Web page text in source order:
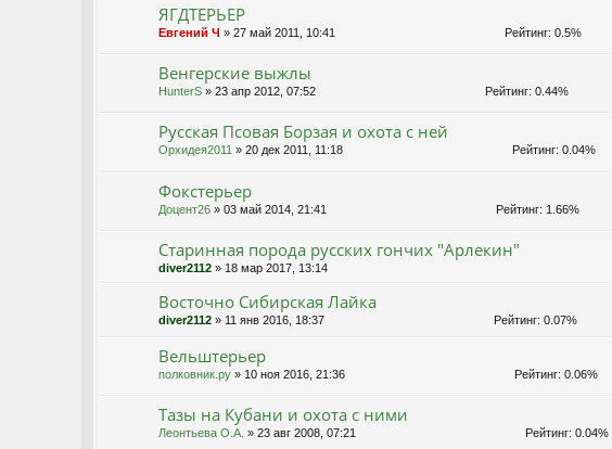
ЯГДТЕРЬЕР
Евгений Ч » 27 май 2011, 10:41 Рейтинг: 0.5%
Венгерские выжлы
HunterS» 23 апр 2012, 07:52 Рейтинг: 0.44%
Русская Псовая Борзая и охота с ней
Орхидея2011» 20 дек 2011, 11:18 Рейтинг: 0.04%
Фокстерьер
Доцент26» 03 май 2014, 21:41 Рейтинг: 1.66%
Старинная порода русских гончих "Арлекин"
diver2112» 18 мар 2017, 13:14
Восточно Сибирская Лайка
diver2112» 11 янв 2016, 18:37 Рейтинг: 0.07%
Вельштерьер
полковник.ру» 10 ноя 2016, 21:36 Рейтинг: 0.06%
Тазы на Кубани и охота с ними
Леонтьева О.А. » 23 авг 2008, 07:21 Рейтинг: 0.04%